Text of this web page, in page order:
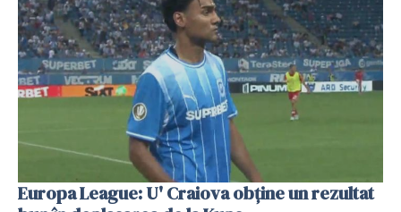
Europa League: U' Craiova obține un rezultat